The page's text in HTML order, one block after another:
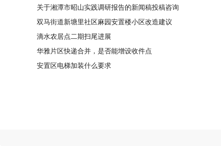
关于湘潭市昭山实践调研报告的新闻稿投稿咨询
双马街道新塘里社区麻园安置楼小区改造建议
滴水农居点二期扫尾进展
华雅片区快递合并，是否能增设收件点
安置区电梯加装什么要求